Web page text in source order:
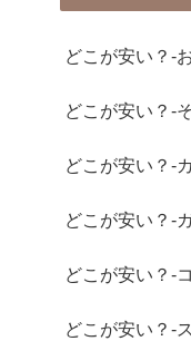
どこが安い？-
どこが安い？-
どこが安い？-
どこが安い？-
どこが安い？-
どこが安い？-